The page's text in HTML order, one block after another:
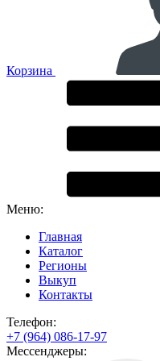
Корзина
Меню:
Главная
Каталог
Регионы
Выкуп
Контакты
Телефон:
+7 (964) 086-17-97
Мессенджеры: